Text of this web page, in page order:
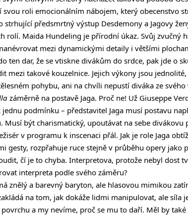
roli emocionálním nábojem, který obecenstvo
strhující předsmrtný výstup Desdemony a Jagovy
rolí. Maida Hundeling je přírodní úkaz. Svůj zvučný
mezi dynamickými detaily i většími
ten dar, že se vtiskne divákům do srdce, pak jde o
mezi takové kouzelnice. Jejich výkony jsou
pohybu, ani na chvíli nepustí diváka ze svého
záměrně na postavě Jaga. Proč ne! Už Giuseppe
jednu podmínku – představitel Jaga musí postavu
Musí být charismatický, upoutávat na sebe divákovu
v programu k inscenaci přál. Jak je role Jaga
gesty, rozpřahuje ruce stejně v průběhu opery jako
čí je to chyba. Interpretova, protože nebyl dost
interpreta podle svého záměru?
znělý a barevný baryton, ale hlasovou mimikou
na tom, jak dokáže lidmi manipulovat, ale síla
a my nevíme, proč se mu to daří. Měl by